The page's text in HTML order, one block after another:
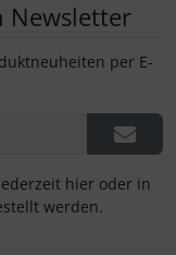
Newsletter
per E-
hier oder in
werden.